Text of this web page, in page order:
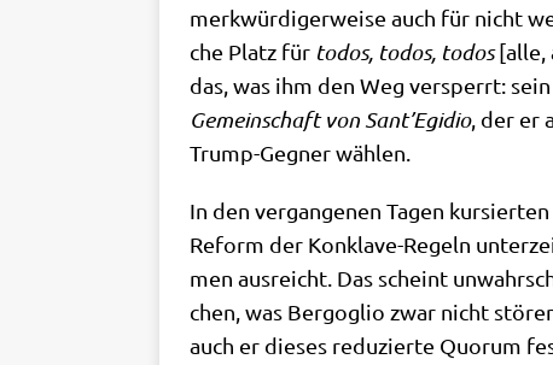
merk­wür­di­ger­wei­se auch für nicht
che Platz für todos, todos, todos[alle,
das, was ihm den Weg ver­sperrt:
Gemein­schaft von San­t’E­gi­dio, der er
Trump-Geg­ner wählen.
In den ver­gan­ge­nen Tagen
Reform der Kon­kla­ve-Regeln
men aus­reicht. Das scheint
chen, was Berg­o­glio zwar nicht
auch er die­ses redu­zier­te Quo­rum